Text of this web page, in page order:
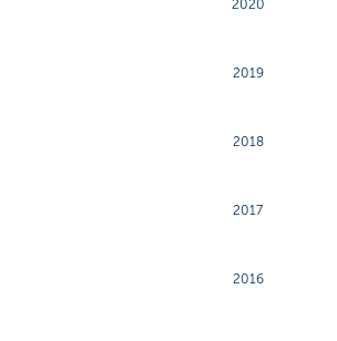
2020
2019
2018
2017
2016